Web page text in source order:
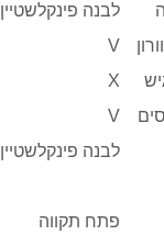
לבנה פינקלשטיין 0508290565
V
X
V
לבנה פינקלשטיין 0508290565
פתח תקווה